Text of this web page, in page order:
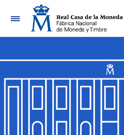
Navigation
Show/Hide
Show/Hide